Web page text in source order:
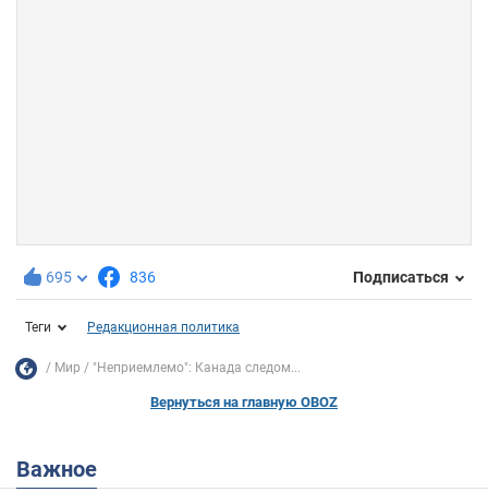
695 836 Подписаться
Теги Редакционная политика
Мир "Неприемлемо": Канада следом...
Вернуться на главную OBOZ
Важное